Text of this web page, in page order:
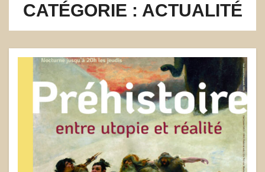
CATÉGORIE : ACTUALITÉ